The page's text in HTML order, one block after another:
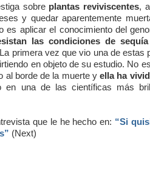
sobre plantas reviviscentes,
y quedar aparentemente
es aplicar el conocimiento del
las condiciones de sequía
primera vez que vio una de
en objeto de su estudio. No
al borde de la muerte yella ha
en una de las científicas más
que le he hecho en: “Si
(Next)